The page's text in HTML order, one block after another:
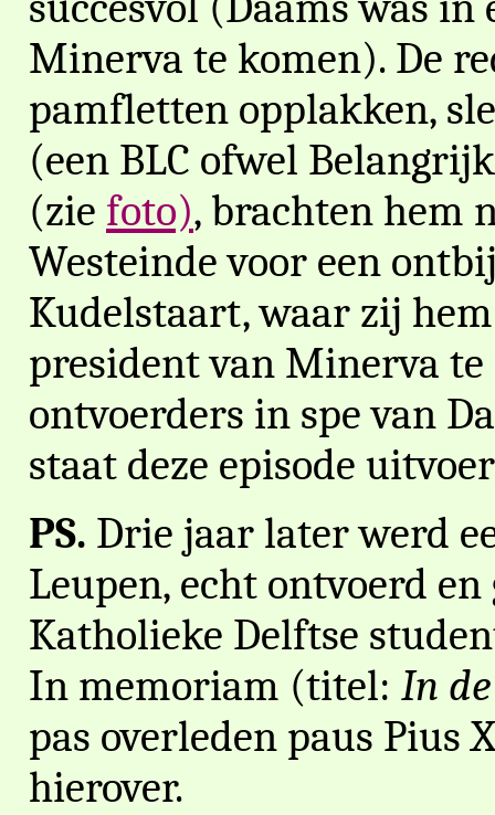
Minerva te komen). De
pamfletten opplakken,
(een BLC ofwel
(zie foto), brachten hem
Westeinde voor een
Kudelstaart, waar zij
president van Minerva te
ontvoerders in spe van
staat deze episode
PS. Drie jaar later werd
Leupen, echt ontvoerd
Katholieke Delftse
In memoriam (titel: In
pas overleden paus Pius
hierover.